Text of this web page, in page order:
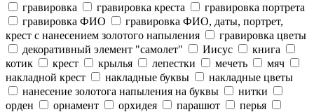
гравировка
гравировка креста
гравировка портрета
гравировка ФИО
гравировка ФИО, даты, портрет,
крест с нанесением золотого напыления
гравировка цветы
декоративный элемент "самолет"
Иисус
книга
котик
крест крылья лепестки мечеть
мяч
накладной крест
накладные буквы
накладные цветы
нанесение золотога напыления на буквы
нитки
орден
орнамент орхидея парашют
перья